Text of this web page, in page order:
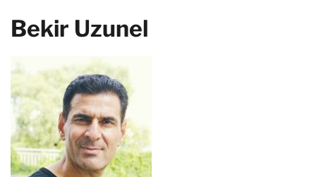
Bekir Uzunel